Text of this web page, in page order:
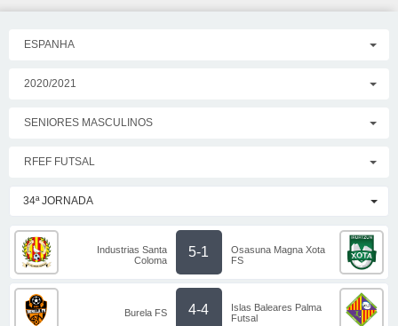
ESPANHA
2020/2021
SENIORES MASCULINOS
RFEF FUTSAL
34ª JORNADA
Industrias Santa
Coloma
5-1
Osasuna Magna Xota
FS
Burela FS 4-4
Islas Baleares Palma
Futsal